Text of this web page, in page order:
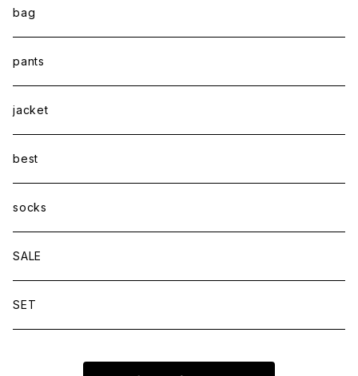
bag
pants
jacket
best
socks
SALE
SET